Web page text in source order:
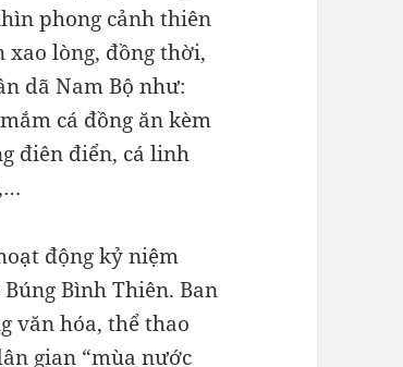
phong cảnh thiên
xao lòng, đồng thời,
dã Nam Bộ như:
cá đồng ăn kèm
điên điển, cá linh
động kỷ niệm
Bình Thiên. Ban
văn hóa, thể thao
gian “mùa nước